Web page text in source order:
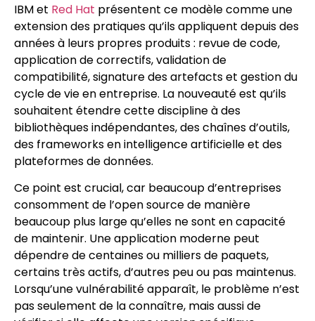
IBM et Red Hat présentent ce modèle comme une
extension des pratiques qu’ils appliquent depuis des
années à leurs propres produits : revue de code,
application de correctifs, validation de
compatibilité, signature des artefacts et gestion du
cycle de vie en entreprise. La nouveauté est qu’ils
souhaitent étendre cette discipline à des
bibliothèques indépendantes, des chaînes d’outils,
des frameworks en intelligence artificielle et des
plateformes de données.
Ce point est crucial, car beaucoup d’entreprises
consomment de l’open source de manière
beaucoup plus large qu’elles ne sont en capacité
de maintenir. Une application moderne peut
dépendre de centaines ou milliers de paquets,
certains très actifs, d’autres peu ou pas maintenus.
Lorsqu’une vulnérabilité apparaît, le problème n’est
pas seulement de la connaître, mais aussi de